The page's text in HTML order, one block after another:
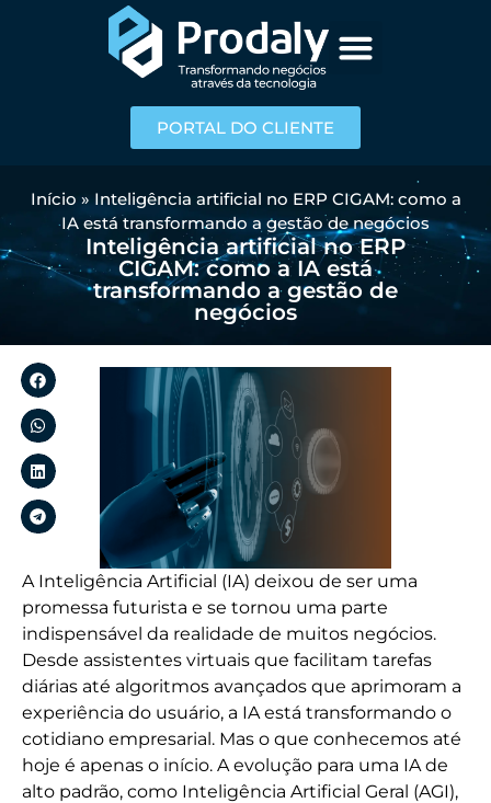
PORTAL DO CLIENTE
Início » Inteligência artificial no ERP CIGAM: como a
IA está transformando a gestão de negócios
Inteligência artificial no ERP
CIGAM: como a IA está
transformando a gestão de
negócios
A Inteligência Artificial (IA) deixou de ser uma
promessa futurista e se tornou uma parte
indispensável da realidade de muitos negócios.
Desde assistentes virtuais que facilitam tarefas
diárias até algoritmos avançados que aprimoram a
experiência do usuário, a IA está transformando o
cotidiano empresarial. Mas o que conhecemos até
hoje é apenas o início. A evolução para uma IA de
alto padrão, como Inteligência Artificial Geral (AGI),